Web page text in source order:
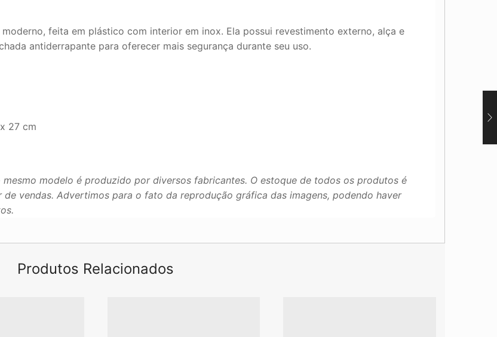
feita em plástico com interior em inox. Ela possui revestimento externo, alça e
antiderrapante para oferecer mais segurança durante seu uso.
27 cm
modelo é produzido por diversos fabricantes. O estoque de todos os produtos é
vendas. Advertimos para o fato da reprodução gráfica das imagens, podendo haver
Produtos Relacionados